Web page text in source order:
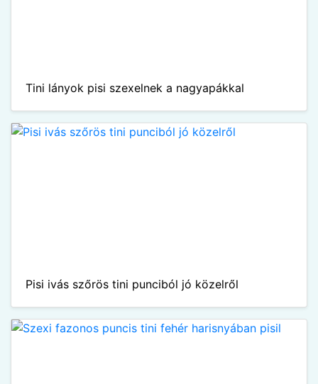
Tini lányok pisi szexelnek a nagyapákkal
Pisi ivás szőrös tini punciból jó közelről